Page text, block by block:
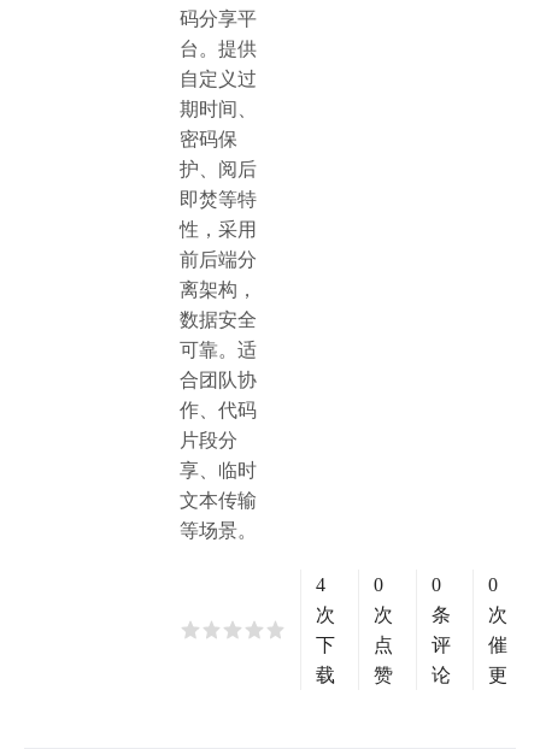
码分享平
台。提供
自定义过
期时间、
密码保
护、阅后
即焚等特
性，采用
前后端分
离架构，
数据安全
可靠。适
合团队协
作、代码
片段分
享、临时
文本传输
等场景。
4
次
下
载
0
次
点
赞
0
条
评
论
0
次
催
更